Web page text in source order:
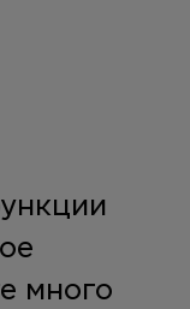
много